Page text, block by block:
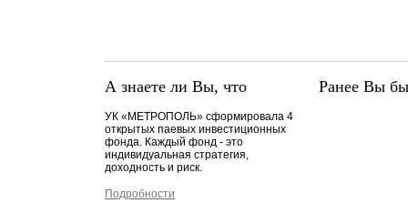
А знаете ли Вы, что
УК «МЕТРОПОЛЬ» сформировала 4
открытых паевых инвестиционных
фонда. Каждый фонд - это
индивидуальная стратегия,
доходность и риск.
Подробности
Ранее Вы